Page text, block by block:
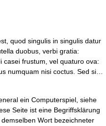
quod singulis in singulis datur
duobus, verbi gratia:
casei frustum, vel quaturo ova:
numquam nisi coctus. Sed si…
ein Computerspiel, siehe
Seite ist eine Begriffsklärung
Wort bezeichneter